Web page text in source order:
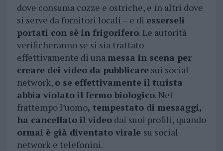
dove consuma cozze e ostriche, e in altri dove
si serve da fornitori locali – e di esserseli
portati con sè in frigorifero. Le autorità
verificheranno se si sia trattato
effettivamente di una messa in scena per
creare dei video da pubblicaresui social
network, o se effettivamente il turista
abbia violato il fermo biologico. Nel
frattempo l’uomo, tempestato di messaggi,
ha cancellato il videodai suoi profili, quando
ormai è già diventato virale su social
network e telefonini.